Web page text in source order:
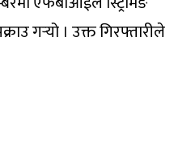
गर्‍यो । उक्त गिरफ्तारीले